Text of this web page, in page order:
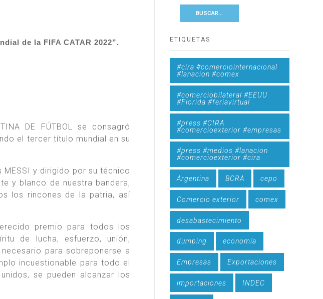
de la FIFA CATAR 2022”.
DE FÚTBOL se consagró
el tercer título mundial en su
y dirigido por su técnico
y blanco de nuestra bandera,
los rincones de la patria, así
premio para todos los
de lucha, esfuerzo, unión,
para sobreponerse a
incuestionable para todo el
se pueden alcanzar los
ETIQUETAS
#cira #comerciointernacional
#lanacion #comex
#comerciobilateral #EEUU
#Florida #feriavirtual
#press #CIRA
#comercioexterior #empresas
#press #medios #lanacion
#comercioexterior #cira
Argentina BCRA cepo
Comercio exterior comex
desabastecimiento
dumping economía
Empresas Exportaciones
importaciones INDEC